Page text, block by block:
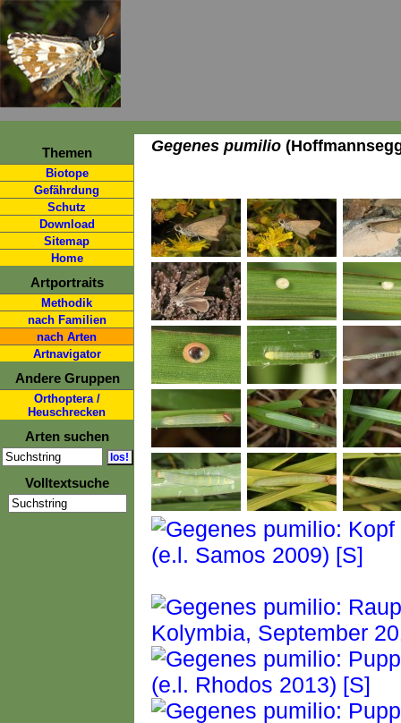
Themen
Biotope
Gefährdung
Schutz
Download
Sitemap
Home
Artportraits
Methodik
nach Familien
nach Arten
Artnavigator
Andere Gruppen
Orthoptera /
Heuschrecken
Arten suchen
Volltextsuche
Gegenes pumilio